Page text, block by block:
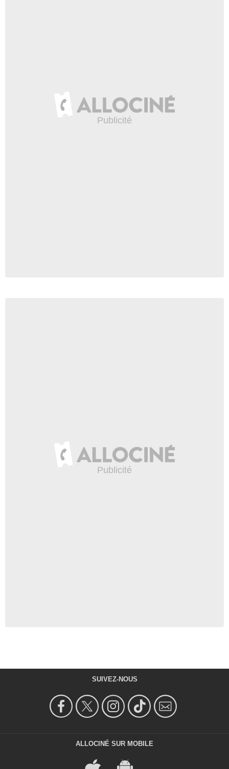
SUIVEZ-NOUS
ALLOCINÉ SUR MOBILE